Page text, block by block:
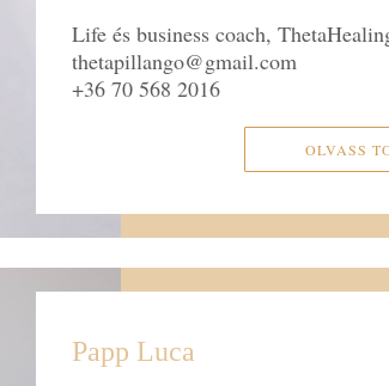
Life és business coach,
thetapillango@gmail.com
+36 70 568 2016
OLVASS
Papp Luca